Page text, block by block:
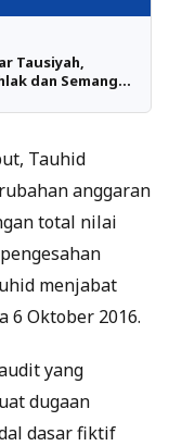
Tausiyah,
dan Semangat
Tauhid
anggaran
total nilai
menjabat
6 Oktober 2016.
yang
dugaan
dasar fiktif